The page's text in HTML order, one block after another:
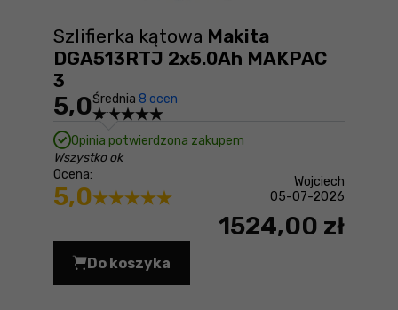
Szlifierka kątowa Makita
DGA513RTJ 2x5.0Ah MAKPAC
3
5,0Średnia 8 ocen
Opinia potwierdzona zakupem
Wszystko ok
Ocena:
5,0
Wojciech
05-07-2026
1524,00 zł
Do koszyka
Szlifierka kątowa Makita DGA513RTJ